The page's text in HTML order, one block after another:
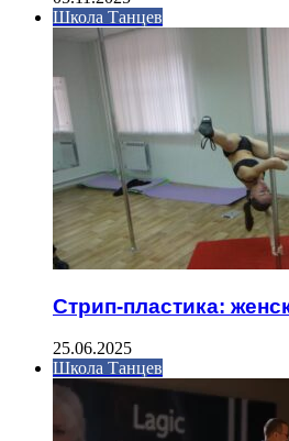
Школа Танцев
Стрип-пластика:
25.06.2025
Школа Танцев